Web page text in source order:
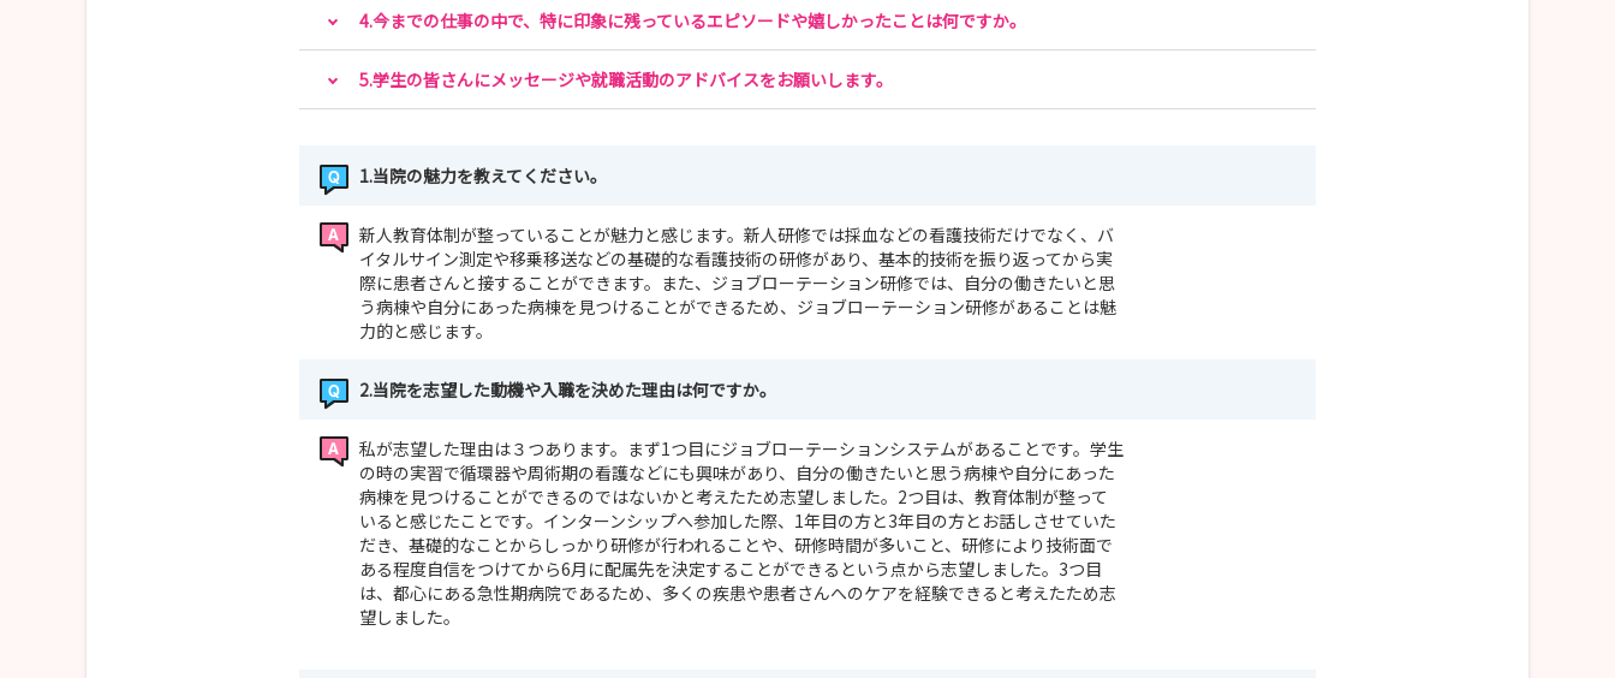
4.今までの仕事の中で、特に印象に残っているエピソードや嬉しかったことは何ですか。
5.学生の皆さんにメッセージや就職活動のアドバイスをお願いします。
1.当院の魅力を教えてください。
新人教育体制が整っていることが魅力と感じます。新人研修では採血などの看護技術だけでなく、バ
イタルサイン測定や移乗移送などの基礎的な看護技術の研修があり、基本的技術を振り返ってから実
際に患者さんと接することができます。また、ジョブローテーション研修では、自分の働きたいと思
う病棟や自分にあった病棟を見つけることができるため、ジョブローテーション研修があることは魅
力的と感じます。
2.当院を志望した動機や入職を決めた理由は何ですか。
私が志望した理由は３つあります。まず1つ目にジョブローテーションシステムがあることです。学生
の時の実習で循環器や周術期の看護などにも興味があり、自分の働きたいと思う病棟や自分にあった
病棟を見つけることができるのではないかと考えたため志望しました。2つ目は、教育体制が整って
いると感じたことです。インターンシップへ参加した際、1年目の方と3年目の方とお話しさせていた
だき、基礎的なことからしっかり研修が行われることや、研修時間が多いこと、研修により技術面で
ある程度自信をつけてから6月に配属先を決定することができるという点から志望しました。3つ目
は、都心にある急性期病院であるため、多くの疾患や患者さんへのケアを経験できると考えたため志
望しました。